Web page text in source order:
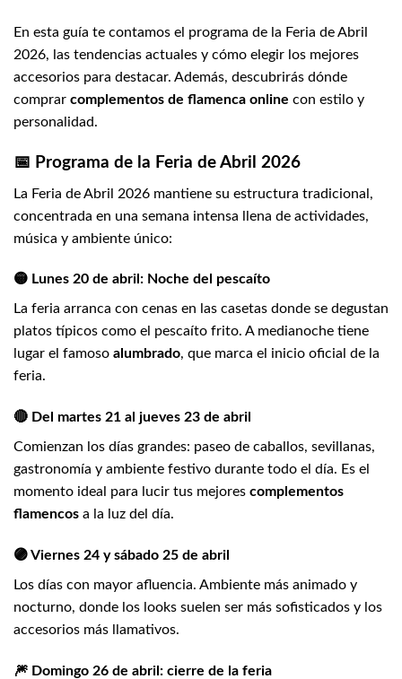
En esta guía te contamos el programa de la Feria de Abril
2026, las tendencias actuales y cómo elegir los mejores
accesorios para destacar. Además, descubrirás dónde
comprar complementos de flamenca online con estilo y
personalidad.
📅 Programa de la Feria de Abril 2026
La Feria de Abril 2026 mantiene su estructura tradicional,
concentrada en una semana intensa llena de actividades,
música y ambiente único:
🟡 Lunes 20 de abril: Noche del pescaíto
La feria arranca con cenas en las casetas donde se degustan
platos típicos como el pescaíto frito. A medianoche tiene
lugar el famoso alumbrado, que marca el inicio oficial de la
feria.
🔴 Del martes 21 al jueves 23 de abril
Comienzan los días grandes: paseo de caballos, sevillanas,
gastronomía y ambiente festivo durante todo el día. Es el
momento ideal para lucir tus mejores complementos
flamencos a la luz del día.
🟣 Viernes 24 y sábado 25 de abril
Los días con mayor afluencia. Ambiente más animado y
nocturno, donde los looks suelen ser más sofisticados y los
accesorios más llamativos.
🎆 Domingo 26 de abril: cierre de la feria